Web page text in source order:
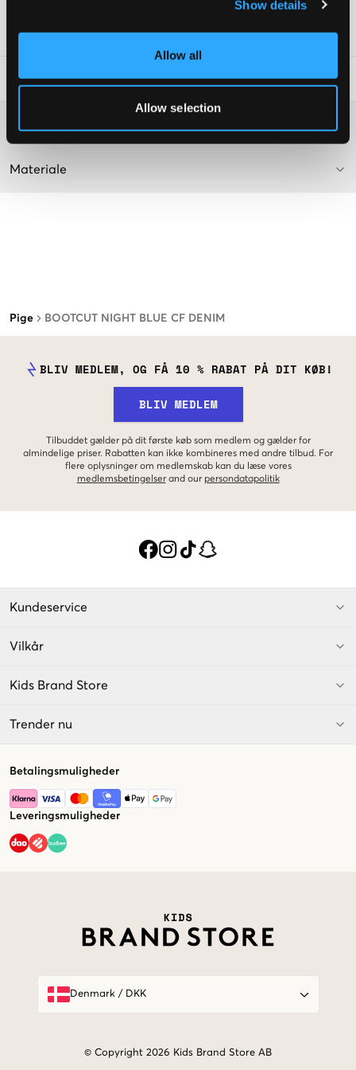
Show details
Allow all
Allow selection
Pige BOOTCUT NIGHT BLUE CF DENIM
SKU:132632-001
Råd om tøjvask:
Materiale
BLIV MEDLEM, OG FÅ 10 % RABAT PÅ DIT KØB!
BLIV MEDLEM
Tilbuddet gælder på dit første køb som medlem og gælder for
almindelige priser. Rabatten kan ikke kombineres med andre tilbud. For
flere oplysninger om medlemskab kan du læse vores
medlemsbetingelser and our persondatapolitik
Kundeservice
Vilkår
Kids Brand Store
Trender nu
Betalingsmuligheder
Leveringsmuligheder
Denmark/ DKK
© Copyright 2026 Kids Brand Store AB